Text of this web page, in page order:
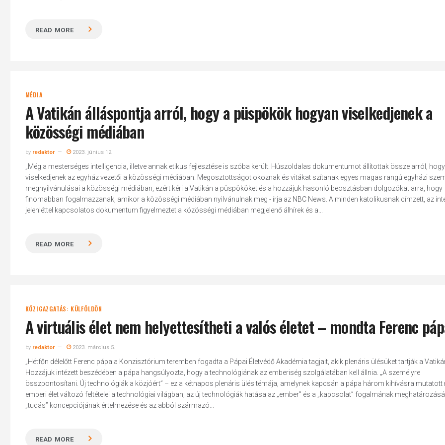
READ MORE
MÉDIA
A Vatikán álláspontja arról, hogy a püspökök hogyan viselkedjenek a
közösségi médiában
by redaktor 2023. június 12.
„Még a mesterséges intelligencia, illetve annak etikus fejlesztése is szóba került. Húszoldalas dokumentumot állítottak össze arról,
viselkedjenek az egyház vezetői a közösségi médiában. Megosztottságot okoznak és vitákat szítanak egyes magas rangú egyházi
megnyilvánulásai a közösségi médiában, ezért kéri a Vatikán a püspököket és a hozzájuk hasonló beosztásban dolgozókat arra, hogy
finomabban fogalmazzanak, amikor a közösségi médiában nyilvánulnak meg - írja az NBC News. A minden katolikusnak címzett, az
jelenléttel kapcsolatos dokumentum figyelmeztet a közösségi médiában megjelenő álhírek és a...
READ MORE
KÖZIGAZGATÁS: KÜLFÖLDÖN
A virtuális élet nem helyettesítheti a valós életet – mondta Ferenc
by redaktor 2023. március 5.
„Hétfőn délelőtt Ferenc pápa a Konzisztórium teremben fogadta a Pápai Életvédő Akadémia tagjait, akik plenáris ülésüket tartják a
Hozzájuk intézett beszédében a pápa hangsúlyozta, hogy a technológiának az emberiség szolgálatában kell állnia. „A személyre
összpontosítani. Új technológiák a közjóért” – ez a kétnapos plenáris ülés témája, amelynek kapcsán a pápa három kihívásra mutatott
emberi élet változó feltételei a technológiai világban; az új technológiák hatása az „ember” és a „kapcsolat” fogalmának
„tudás” koncepciójának értelmezése és az abból származó...
READ MORE